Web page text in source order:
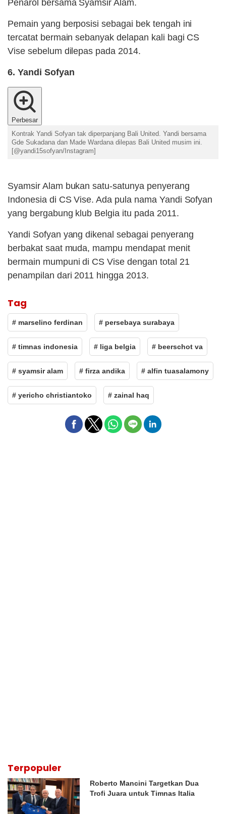
Penarol bersama Syamsir Alam.
Pemain yang berposisi sebagai bek tengah ini
tercatat bermain sebanyak delapan kali bagi CS
Vise sebelum dilepas pada 2014.
6. Yandi Sofyan
Perbesar
Kontrak Yandi Sofyan tak diperpanjang Bali United. Yandi bersama
Gde Sukadana dan Made Wardana dilepas Bali United musim ini.
[@yandi15sofyan/Instagram]
Syamsir Alam bukan satu-satunya penyerang
Indonesia di CS Vise. Ada pula nama Yandi Sofyan
yang bergabung klub Belgia itu pada 2011.
Yandi Sofyan yang dikenal sebagai penyerang
berbakat saat muda, mampu mendapat menit
bermain mumpuni di CS Vise dengan total 21
penampilan dari 2011 hingga 2013.
Tag
# marselino ferdinan # persebaya surabaya
# timnas indonesia # liga belgia # beerschot va
# syamsir alam # firza andika # alfin tuasalamony
# yericho christiantoko # zainal haq
Terpopuler
Roberto Mancini Targetkan Dua
Trofi Juara untuk Timnas Italia